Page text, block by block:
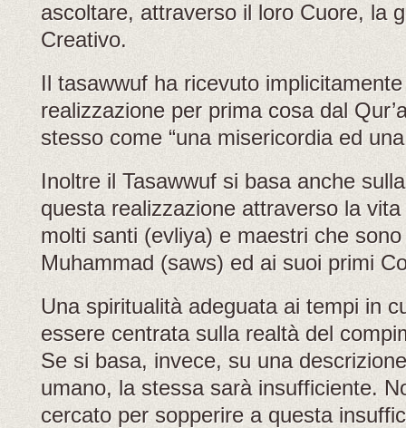
ascoltare, attraverso il loro Cuore, la
Creativo.
Il tasawwuf ha ricevuto
realizzazione per prima cosa dal
stesso come “una misericordia ed
Inoltre il Tasawwuf si basa anche
questa realizzazione attraverso la vita
molti santi (evliya) e maestri che
Muhammad (saws) ed ai suoi primi
Una spiritualità adeguata ai tempi in
essere centrata sulla realtà del
Se si basa, invece, su una
umano, la stessa sarà insufficiente.
cercato per sopperire a questa